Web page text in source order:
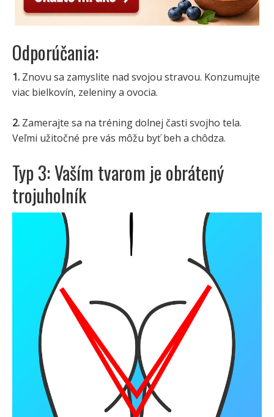
Odporúčania:
1. Znovu sa zamyslite nad svojou stravou. Konzumujte
viac bielkovín, zeleniny a ovocia.
2. Zamerajte sa na tréning dolnej časti svojho tela.
Veľmi užitočné pre vás môžu byť beh a chôdza.
Typ 3: Vaším tvarom je obrátený
trojuholník